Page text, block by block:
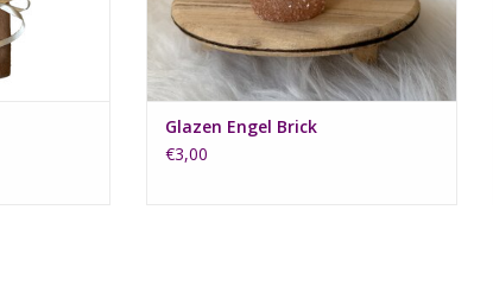
Glazen Engel Brick
€3,00